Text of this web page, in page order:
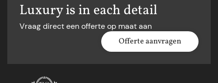
Luxury is in each detail
Vraag direct een offerte op maat aan
Offerte aanvragen